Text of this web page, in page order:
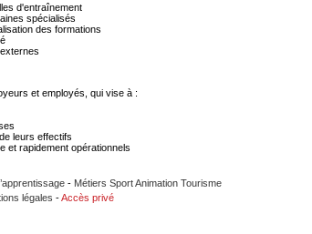
d'entraînement
spécialisés
des formations
et employés, qui vise à :
leurs effectifs
et rapidement opérationnels
- Métiers Sport Animation Tourisme
légales -Accès privé